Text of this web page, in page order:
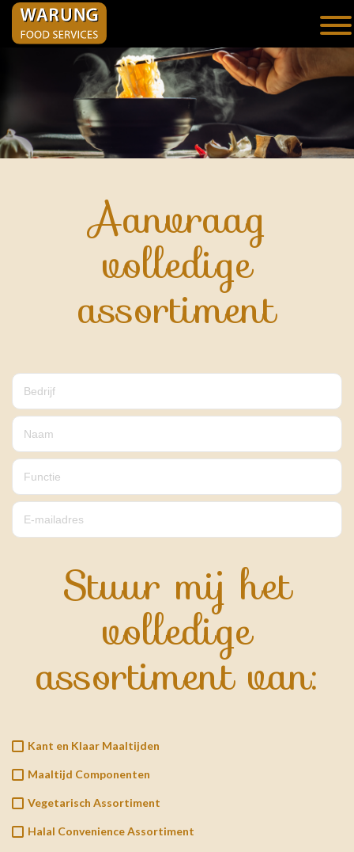
Aanvraag
volledige
assortiment
Stuur mij het
volledige
assortiment van:
Kant en Klaar Maaltijden
Maaltijd Componenten
Vegetarisch Assortiment
Halal Convenience Assortiment